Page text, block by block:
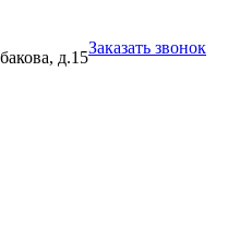
д.15
Заказать звонок